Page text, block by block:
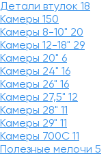
Детали втулок 18
Камеры 150
Камеры 8-10" 20
Камеры 12-18" 29
Камеры 20" 6
Камеры 24" 16
Камеры 26" 16
Камеры 27,5" 12
Камеры 28" 11
Камеры 29" 11
Камеры 700C 11
Полезные мелочи 5